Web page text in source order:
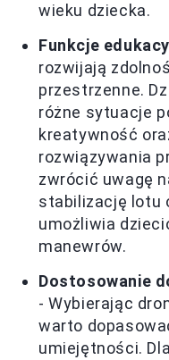
wieku dziecka.
Funkcje
rozwijają
przestrzenne.
różne sytuacje
kreatywność
rozwiązywania
zwrócić uwagę
stabilizację lotu
umożliwia
manewrów.
Dostosowanie
- Wybierając
warto
umiejętności.